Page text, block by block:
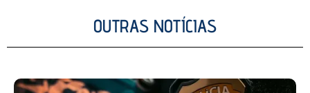
OUTRAS NOTÍCIAS